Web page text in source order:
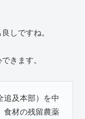
しですね。
きます。
追及本部）を中
食材の残留農薬